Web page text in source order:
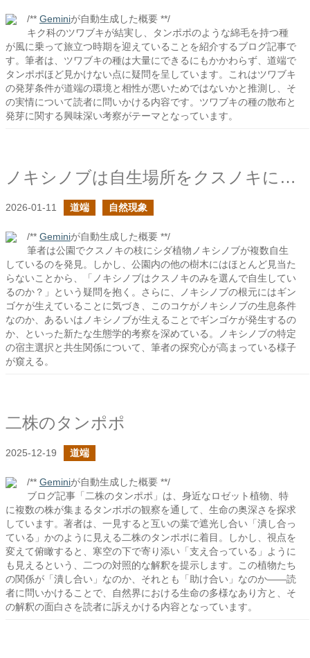
/** Geminiが自動生成した概要 **/
キク科のツワブキが結実し、タンポポのような綿毛を持つ種
が風に乗って旅立つ時期を迎えていることを紹介するブログ記事で
す。筆者は、ツワブキの種は大量にできるにもかかわらず、道端で
タンポポほど見かけない点に疑問を呈しています。これはツワブキ
の発芽条件が道端の環境と相性が悪いためではないかと推測し、そ
の実情について読者に問いかける内容です。ツワブキの種の散布と
発芽に関する興味深い考察がテーマとなっています。
ノキシノブは自生場所をクスノキに絞っているのか？
2026-01-11 道端 自然現象
/** Geminiが自動生成した概要 **/
筆者は公園でクスノキの枝にシダ植物ノキシノブが複数自生
しているのを発見。しかし、公園内の他の樹木にはほとんど見当た
らないことから、「ノキシノブはクスノキのみを選んで自生してい
るのか？」という疑問を抱く。さらに、ノキシノブの根元にはギン
ゴケが生えていることに気づき、このコケがノキシノブの生息条件
なのか、あるいはノキシノブが生えることでギンゴケが発生するの
か、といった新たな生態学的考察を深めている。ノキシノブの特定
の宿主選択と共生関係について、筆者の探究心が高まっている様子
が窺える。
二株のタンポポ
2025-12-19 道端
/** Geminiが自動生成した概要 **/
ブログ記事「二株のタンポポ」は、身近なロゼット植物、特
に複数の株が集まるタンポポの観察を通して、生命の奥深さを探求
しています。著者は、一見すると互いの葉で遮光し合い「潰し合っ
ている」かのように見える二株のタンポポに着目。しかし、視点を
変えて俯瞰すると、寒空の下で寄り添い「支え合っている」ように
も見えるという、二つの対照的な解釈を提示します。この植物たち
の関係が「潰し合い」なのか、それとも「助け合い」なのか――読
者に問いかけることで、自然界における生命の多様なあり方と、そ
の解釈の面白さを読者に訴えかける内容となっています。